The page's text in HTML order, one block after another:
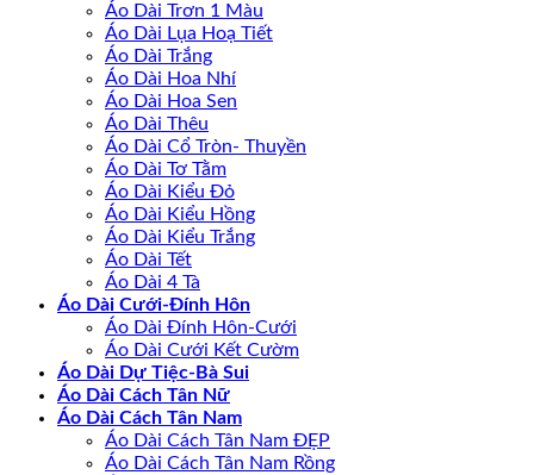
Áo Dài Trơn 1 Màu
Áo Dài Lụa Hoạ Tiết
Áo Dài Trắng
Áo Dài Hoa Nhí
Áo Dài Hoa Sen
Áo Dài Thêu
Áo Dài Cổ Tròn- Thuyền
Áo Dài Tơ Tằm
Áo Dài Kiểu Đỏ
Áo Dài Kiểu Hồng
Áo Dài Kiểu Trắng
Áo Dài Tết
Áo Dài 4 Tà
Áo Dài Cưới-Đính Hôn
Áo Dài Đính Hôn-Cưới
Áo Dài Cưới Kết Cườm
Áo Dài Dự Tiệc-Bà Sui
Áo Dài Cách Tân Nữ
Áo Dài Cách Tân Nam
Áo Dài Cách Tân Nam ĐẸP
Áo Dài Cách Tân Nam Rồng